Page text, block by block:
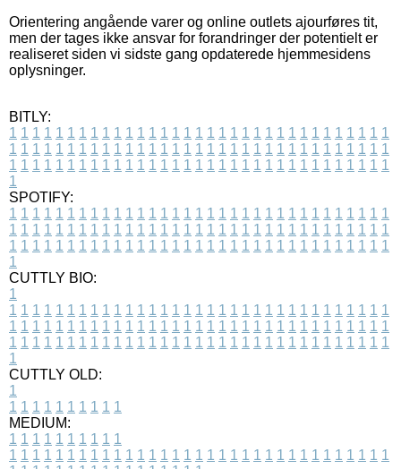
Orientering angående varer og online outlets ajourføres tit,
men der tages ikke ansvar for forandringer der potentielt er
realiseret siden vi sidste gang opdaterede hjemmesidens
oplysninger.
BITLY:
1 1 1 1 1 1 1 1 1 1 1 1 1 1 1 1 1 1 1 1 1 1 1 1 1 1 1 1 1 1 1 1 1
1 1 1 1 1 1 1 1 1 1 1 1 1 1 1 1 1 1 1 1 1 1 1 1 1 1 1 1 1 1 1 1 1
1 1 1 1 1 1 1 1 1 1 1 1 1 1 1 1 1 1 1 1 1 1 1 1 1 1 1 1 1 1 1 1 1
1
SPOTIFY:
1 1 1 1 1 1 1 1 1 1 1 1 1 1 1 1 1 1 1 1 1 1 1 1 1 1 1 1 1 1 1 1 1
1 1 1 1 1 1 1 1 1 1 1 1 1 1 1 1 1 1 1 1 1 1 1 1 1 1 1 1 1 1 1 1 1
1 1 1 1 1 1 1 1 1 1 1 1 1 1 1 1 1 1 1 1 1 1 1 1 1 1 1 1 1 1 1 1 1
1
CUTTLY BIO:
1
1 1 1 1 1 1 1 1 1 1 1 1 1 1 1 1 1 1 1 1 1 1 1 1 1 1 1 1 1 1 1 1 1
1 1 1 1 1 1 1 1 1 1 1 1 1 1 1 1 1 1 1 1 1 1 1 1 1 1 1 1 1 1 1 1 1
1 1 1 1 1 1 1 1 1 1 1 1 1 1 1 1 1 1 1 1 1 1 1 1 1 1 1 1 1 1 1 1 1
1
CUTTLY OLD:
1
1 1 1 1 1 1 1 1 1 1
MEDIUM:
1 1 1 1 1 1 1 1 1 1
1 1 1 1 1 1 1 1 1 1 1 1 1 1 1 1 1 1 1 1 1 1 1 1 1 1 1 1 1 1 1 1 1